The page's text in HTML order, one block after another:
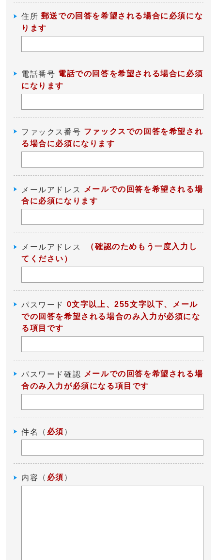
住所 郵送での回答を希望される場合に必須にな
ります
電話番号 電話での回答を希望される場合に必須
になります
ファックス番号 ファックスでの回答を希望され
る場合に必須になります
メールアドレス
メールでの回答を希望される場
合に必須になります
メールアドレス
（確認のためもう一度入力し
てください）
パスワード 0文字以上、255文字以下、メール
での回答を希望される場合のみ入力が必須にな
る項目です
パスワード確認 メールでの回答を希望される場
合のみ入力が必須になる項目です
件名 （ 必須 ）
内容 （ 必須 ）